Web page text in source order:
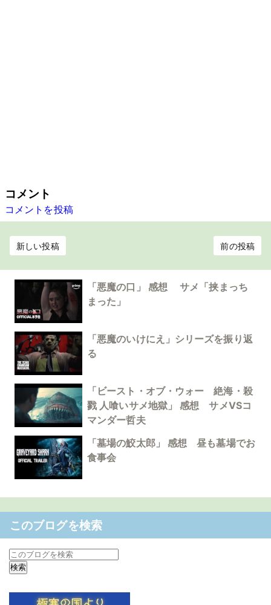
コメント
コメントを投稿
新しい投稿 前の投稿
「悪魔の口」 感想 サメ「挟まっち
まった」
「悪魔のいけにえ」シリーズを振り返
る
「ビースト・オブ・ウォー 絶海・殺
戮 人喰いサメ地獄」 感想 サメVSコ
マンダー哲夫
「墓場の鮫太郎」 感想 昼も墓場でお
食事会
このブログを検索